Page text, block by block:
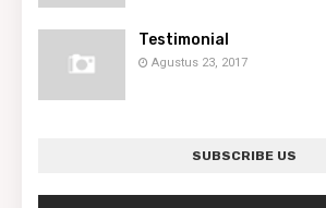
Testimonial
Agustus 23, 2017
SUBSCRIBE US